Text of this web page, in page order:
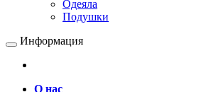
Одеяла
Подушки
Информация
О нас